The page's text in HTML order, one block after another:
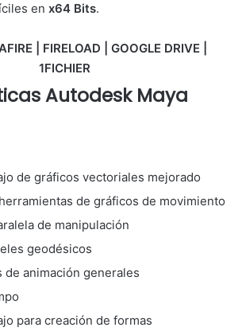
en x64 Bits.
| FIRELOAD | GOOGLE DRIVE |
1FICHIER
Autodesk Maya
de gráficos vectoriales mejorado
de gráficos de movimiento
de manipulación
geodésicos
de animación generales
para creación de formas